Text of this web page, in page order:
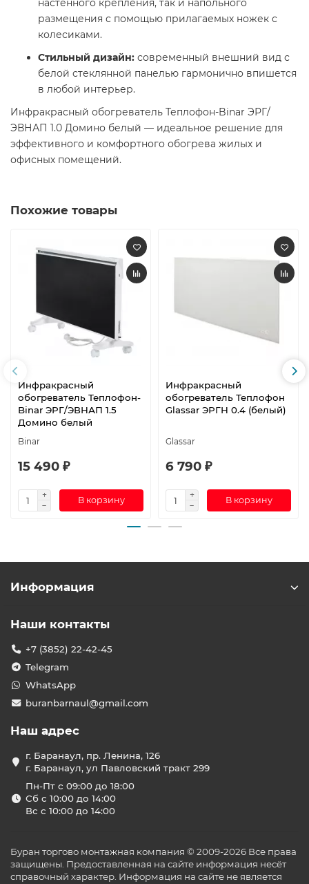
настенного крепления, так и напольного
размещения с помощью прилагаемых ножек с
колесиками.​
Стильный дизайн: современный внешний вид с
белой стеклянной панелью гармонично впишется
в любой интерьер.​
Инфракрасный обогреватель Теплофон-Binar ЭРГ/
ЭВНАП 1.0 Домино белый — идеальное решение для
эффективного и комфортного обогрева жилых и
офисных помещений.
Похожие товары
Инфракрасный
обогреватель Теплофон-
Binar ЭРГ/ЭВНАП 1.5
Домино белый
Binar
15 490 ₽
В корзину
Инфракрасный
обогреватель Теплофон
Glassar ЭРГН 0.4 (белый)
Glassar
6 790 ₽
В корзину
Информация
Наши контакты
+7 (3852) 22-42-45
Telegram
WhatsApp
buranbarnaul@gmail.com
Наш адрес
г. Баранаул, пр. Ленина, 126
г. Баранаул, ул Павловский тракт 299
Пн-Пт с 09:00 до 18:00
Сб с 10:00 до 14:00
Вс с 10:00 до 14:00
Буран торгово монтажная компания © 2009-2026 Все права
защищены. Предоставленная на сайте информация несёт
справочный характер. Информация на сайте не является